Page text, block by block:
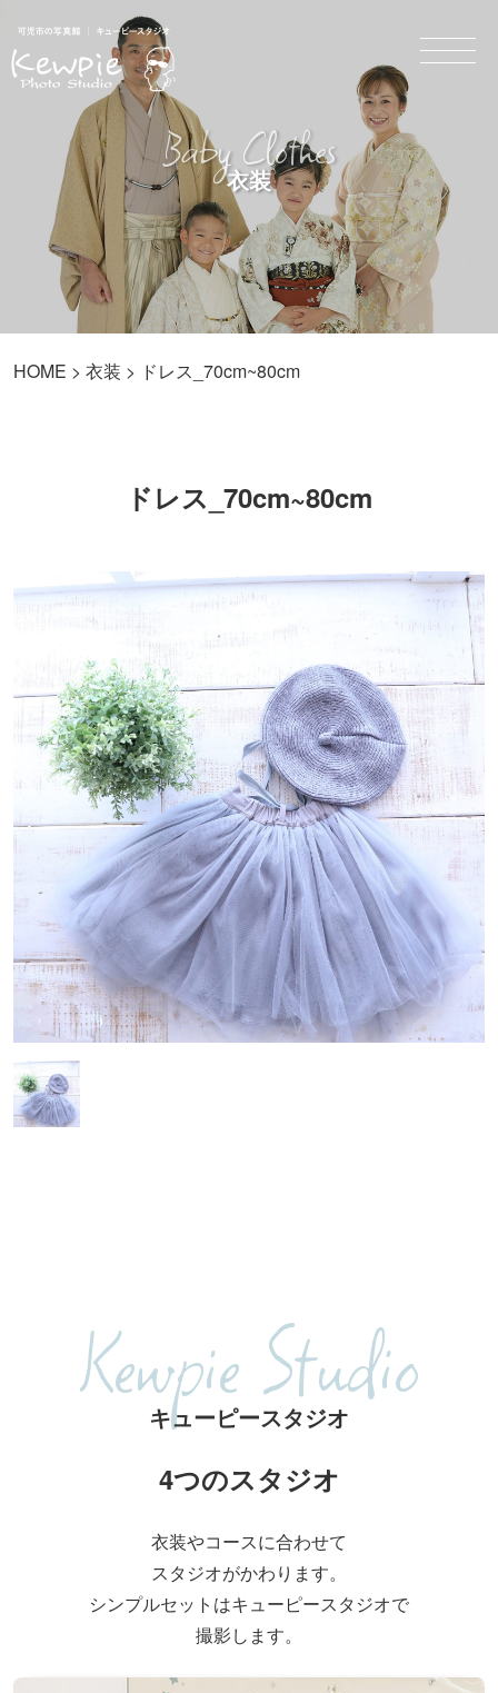
Baby Clothes
衣装
HOME > 衣装 > ドレス_70cm~80cm
ドレス_70cm~80cm
Kewpie Studio
キューピースタジオ
4つのスタジオ
衣装やコースに合わせて
スタジオがかわります。
シンプルセットはキューピースタジオで
撮影します。